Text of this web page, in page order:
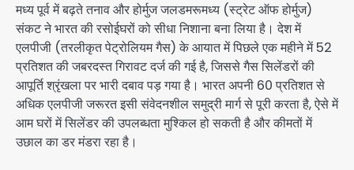
मध्य पूर्व में बढ़ते तनाव और होर्मुज जलडमरूमध्य (स्ट्रेट ऑफ होर्मुज)
संकट ने भारत की रसोईघरों को सीधा निशाना बना लिया है। देश में
एलपीजी (तरलीकृत पेट्रोलियम गैस) के आयात में पिछले एक महीने में 52
प्रतिशत की जबरदस्त गिरावट दर्ज की गई है, जिससे गैस सिलेंडरों की
आपूर्ति श्रृंखला पर भारी दबाव पड़ गया है। भारत अपनी 60 प्रतिशत से
अधिक एलपीजी जरूरत इसी संवेदनशील समुद्री मार्ग से पूरी करता है, ऐसे में
आम घरों में सिलेंडर की उपलब्धता मुश्किल हो सकती है और कीमतों में
उछाल का डर मंडरा रहा है।